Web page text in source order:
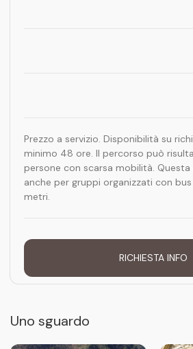
Prezzo a servizio. Disponibilità su
minimo 48 ore. Il percorso può
persone con scarsa mobilità.
anche per gruppi organizzati con
metri.
RICHIESTA INFO
Uno sguardo